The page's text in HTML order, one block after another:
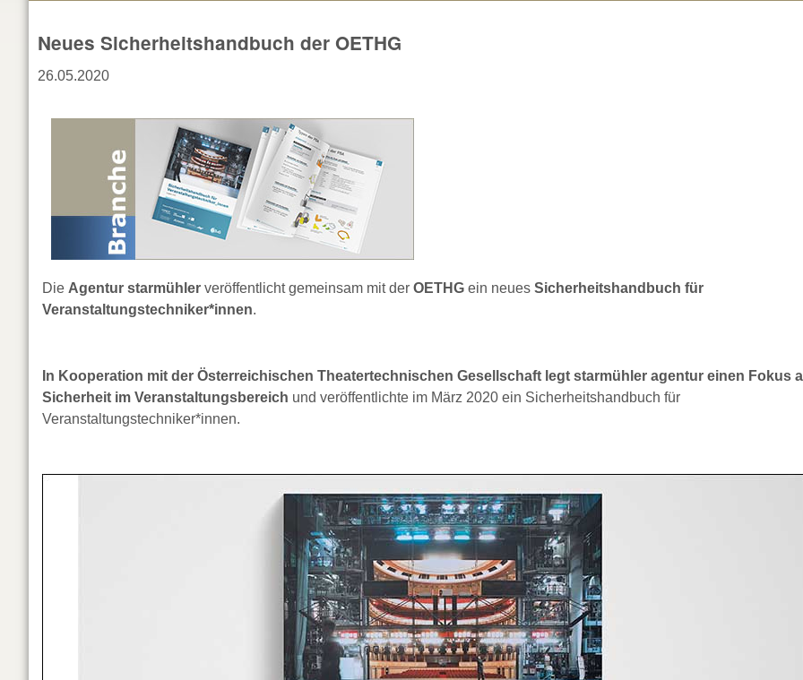
Neues Sicherheitshandbuch der OETHG
26.05.2020
Die Agentur starmühler veröffentlicht gemeinsam mit der OETHG ein neues Sicherheitshandbuch für
Veranstaltungstechniker*innen.
In Kooperation mit der Österreichischen Theatertechnischen Gesellschaft legt starmühler agentur einen Fokus
Sicherheit im Veranstaltungsbereich und veröffentlichte im März 2020 ein Sicherheitshandbuch für
Veranstaltungstechniker*innen.